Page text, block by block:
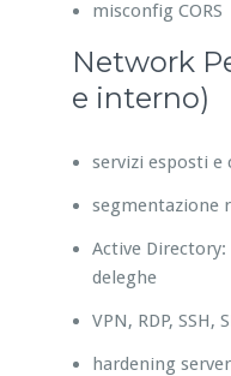
misconfig CORS
Network
e interno)
servizi esposti e
segmentazione
Active
deleghe
VPN, RDP, SSH,
hardening